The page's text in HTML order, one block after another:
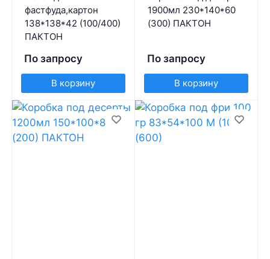
фастфуда,картон
138*138*42 (100/400)
ПАКТОН
По запросу
В корзину
1900мл 230*140*60
(300) ПАКТОН
По запросу
В корзину